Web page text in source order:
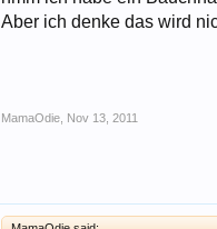
Aber ich denke das wird
MamaOdie Nov 13, 2011